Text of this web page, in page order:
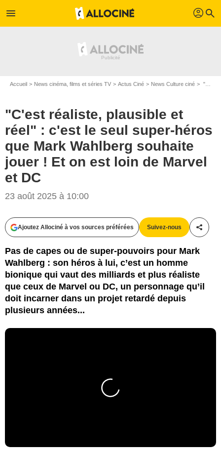
menu profil search
Accueil News cinéma, films et séries TV Actus Ciné News Culture ciné "C'est réaliste, plausible et réel" : c'est le seul super-héros que Mark Wahlberg souhaite jouer ! Et on est loin de Marvel et DC
"C'est réaliste, plausible et
réel" : c'est le seul super-héros
que Mark Wahlberg souhaite
jouer ! Et on est loin de Marvel
et DC
23 août 2025 à 10:00
Ajoutez Allociné à vos sources préférées Suivez-nous
Pas de capes ou de super-pouvoirs pour Mark
Wahlberg : son héros à lui, c’est un homme
bionique qui vaut des milliards et plus réaliste
que ceux de Marvel ou DC, un personnage qu’il
doit incarner dans un projet retardé depuis
plusieurs années...